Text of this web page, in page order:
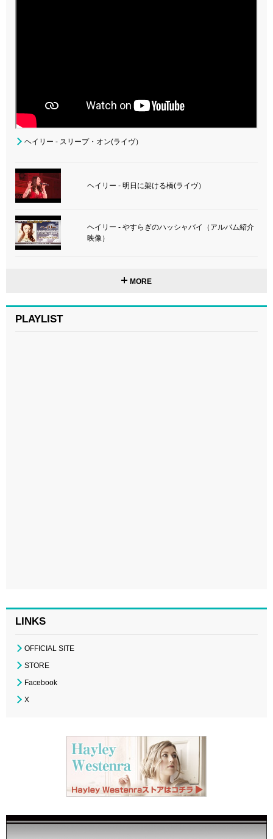
ヘイリー - スリープ・オン(ライヴ）
ヘイリー - 明日に架ける橋(ライヴ）
ヘイリー - やすらぎのハッシャバイ（アルバム紹介
映像）
MORE
PLAYLIST
LINKS
OFFICIAL SITE
STORE
Facebook
X